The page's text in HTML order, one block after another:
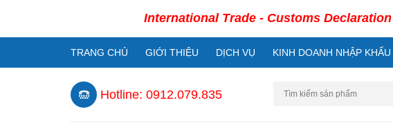
International Trade - Customs Declaration
TRANG CHỦ GIỚI THIỆU DỊCH VỤ KINH DOANH NHẬP
Hotline: 0912.079.835